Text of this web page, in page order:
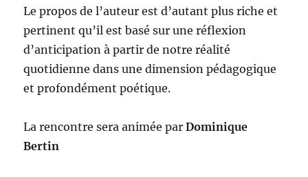
Le propos de l’auteur est d’autant plus riche et
pertinent qu’il est basé sur une réflexion
d’anticipation à partir de notre réalité
quotidienne dans une dimension pédagogique
et profondément poétique.
La rencontre sera animée parDominique
Bertin